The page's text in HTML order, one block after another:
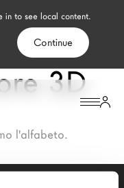
to see local content.
Continue
3D
l'alfabeto.